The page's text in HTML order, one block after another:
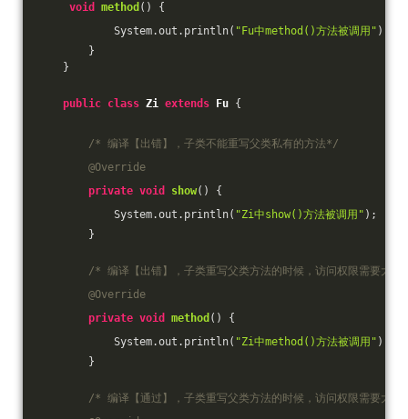
void method ()
{
System.out.println( "Fu中method()方法被调用" );
}
}
public class Zi extends Fu {
/* 编译【出错】，子类不能重写父类私有的方法*/
@Override
private void show()
{
System.out.println( "Zi中show()方法被调用" );
}
/* 编译【出错】，子类重写父类方法的时候，访问权限需要大
@Override
private void method ()
{
System.out.println( "Zi中method()方法被调用" );
}
/* 编译【通过】，子类重写父类方法的时候，访问权限需要大